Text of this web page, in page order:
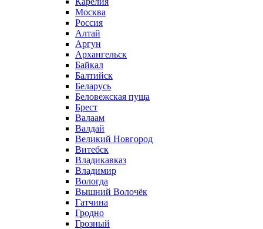
Москва
Россия
Алтай
Аргун
Архангельск
Байкал
Балтийск
Беларусь
Беловежская пуща
Брест
Валаам
Валдай
Великий Новгород
Витебск
Владикавказ
Владимир
Вологда
Вышний Волочёк
Гатчина
Гродно
Грозный